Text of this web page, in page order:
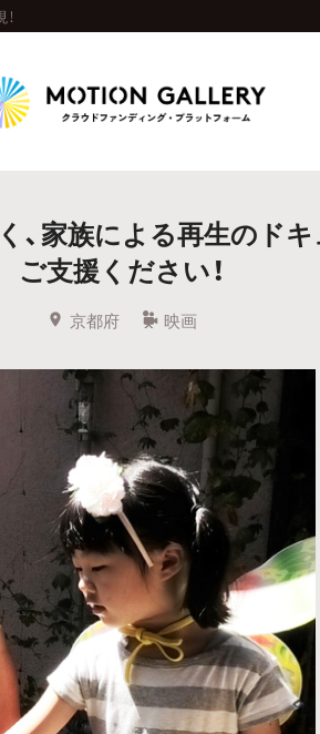
新着プロジェクト 終了間近の
Feature
キュレーターから探す 特集から
Legendary
ジェクト 調達額が大きいプロジェク
、家族による再生のド
ご支援ください！
京都府 映画